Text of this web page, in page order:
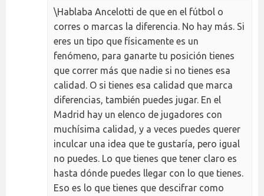
\Hablaba Ancelotti de que en el fútbol o
corres o marcas la diferencia. No hay más. Si
eres un tipo que físicamente es un
fenómeno, para ganarte tu posición tienes
que correr más que nadie si no tienes esa
calidad. O si tienes esa calidad que marca
diferencias, también puedes jugar. En el
Madrid hay un elenco de jugadores con
muchísima calidad, y a veces puedes querer
inculcar una idea que te gustaría, pero igual
no puedes. Lo que tienes que tener claro es
hasta dónde puedes llegar con lo que tienes.
Eso es lo que tienes que descifrar como